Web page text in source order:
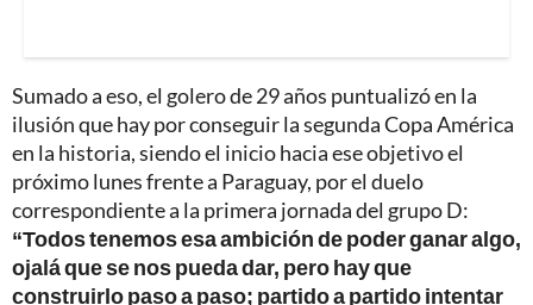
Sumado a eso, el golero de 29 años puntualizó en la
ilusión que hay por conseguir la segunda Copa América
en la historia, siendo el inicio hacia ese objetivo el
próximo lunes frente a Paraguay, por el duelo
correspondiente a la primera jornada del grupo D:
“Todos tenemos esa ambición de poder ganar algo,
ojalá que se nos pueda dar, pero hay que
construirlo paso a paso; partido a partido intentar